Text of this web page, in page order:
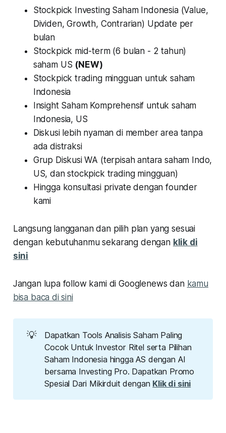
Stockpick Investing Saham Indonesia (Value,
Dividen, Growth, Contrarian) Update per
bulan
Stockpick mid-term (6 bulan - 2 tahun)
saham US (NEW)
Stockpick trading mingguan untuk saham
Indonesia
Insight Saham Komprehensif untuk saham
Indonesia, US
Diskusi lebih nyaman di member area tanpa
ada distraksi
Grup Diskusi WA (terpisah antara saham Indo,
US, dan stockpick trading mingguan)
Hingga konsultasi private dengan founder
kami
Langsung langganan dan pilih plan yang sesuai
dengan kebutuhanmu sekarang dengan klik di
sini
Jangan lupa follow kami di Googlenews dan kamu
bisa baca di sini
💡
Dapatkan Tools Analisis Saham Paling
Cocok Untuk Investor Ritel serta Pilihan
Saham Indonesia hingga AS dengan AI
bersama Investing Pro. Dapatkan Promo
Spesial Dari Mikirduit dengan Klik di sini